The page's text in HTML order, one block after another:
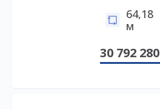
64,18
м
30 792 280